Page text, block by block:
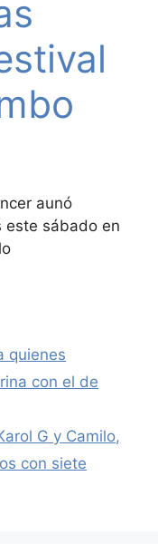
aunó
este sábado en
quienes
con el de
G y Camilo,
con siete